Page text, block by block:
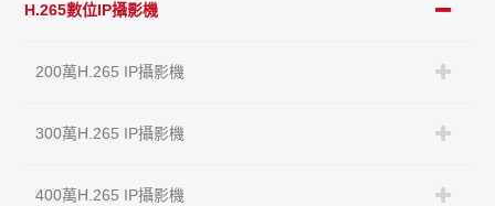
H.265數位IP攝影機
200萬H.265 IP攝影機
300萬H.265 IP攝影機
400萬H.265 IP攝影機